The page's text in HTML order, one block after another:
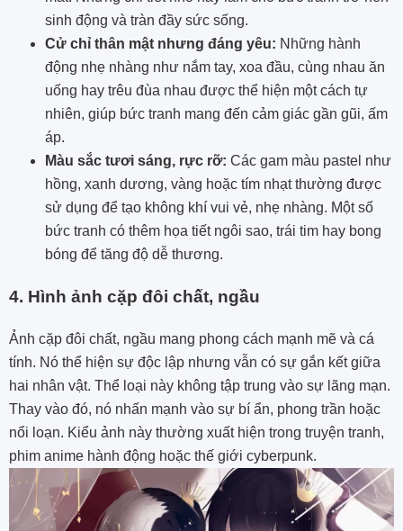
sinh động và tràn đầy sức sống.
Cử chỉ thân mật nhưng đáng yêu: Những hành
động nhẹ nhàng như nắm tay, xoa đầu, cùng nhau ăn
uống hay trêu đùa nhau được thể hiện một cách tự
nhiên, giúp bức tranh mang đến cảm giác gần gũi, ấm
áp.
Màu sắc tươi sáng, rực rỡ: Các gam màu pastel như
hồng, xanh dương, vàng hoặc tím nhạt thường được
sử dụng để tạo không khí vui vẻ, nhẹ nhàng. Một số
bức tranh có thêm họa tiết ngôi sao, trái tim hay bong
bóng để tăng độ dễ thương.
4. Hình ảnh cặp đôi chất, ngầu
Ảnh cặp đôi chất, ngầu mang phong cách mạnh mẽ và cá
tính. Nó thể hiện sự độc lập nhưng vẫn có sự gắn kết giữa
hai nhân vật. Thể loại này không tập trung vào sự lãng mạn.
Thay vào đó, nó nhấn mạnh vào sự bí ẩn, phong trần hoặc
nổi loạn. Kiểu ảnh này thường xuất hiện trong truyện tranh,
phim anime hành động hoặc thế giới cyberpunk.